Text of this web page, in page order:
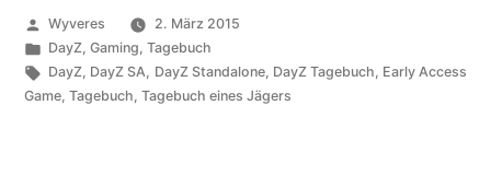
SA
Tagebuch:
Waffenbrüder“
Veröffentlicht
von
Wyveres
2. März 2015
Veröffentlicht
unter
DayZ,Gaming,Tagebuch
Schlagwörter:
DayZ, DayZ SA, DayZ Standalone, DayZ Tagebuch, Early Access
Game, Tagebuch, Tagebuch eines Jägers